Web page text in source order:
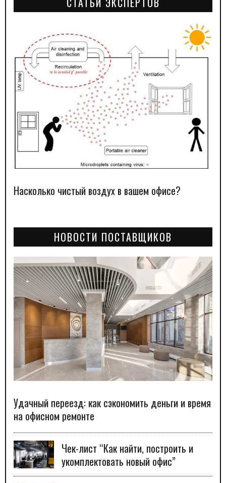
Насколько чистый воздух в вашем офисе?
НОВОСТИ ПОСТАВЩИКОВ
Удачный переезд: как сэкономить деньги и время
на офисном ремонте
Чек-лист “Как найти, построить и
укомплектовать новый офис”